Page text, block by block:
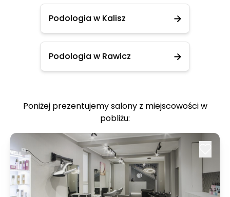
Podologia w Kalisz
Podologia w Rawicz
Poniżej prezentujemy salony z miejscowości w
pobliżu: